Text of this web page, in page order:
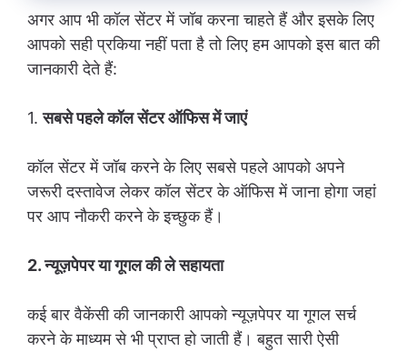
अगर आप भी कॉल सेंटर में जॉब करना चाहते हैं और इसके लिए
आपको सही प्रकिया नहीं पता है तो लिए हम आपको इस बात की
जानकारी देते हैं:
1.सबसे पहले कॉल सेंटर ऑफिस में जाएं
कॉल सेंटर में जॉब करने के लिए सबसे पहले आपको अपने
जरूरी दस्तावेज लेकर कॉल सेंटर के ऑफिस में जाना होगा जहां
पर आप नौकरी करने के इच्छुक हैं।
2. न्यूज़पेपर या गूगल की ले सहायता
कई बार वैकेंसी की जानकारी आपको न्यूज़पेपर या गूगल सर्च
करने के माध्यम से भी प्राप्त हो जाती हैं। बहुत सारी ऐसी